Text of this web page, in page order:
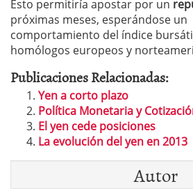
Esto permitiría apostar por un
próximas meses, esperándose
comportamiento del índice
homólogos europeos y
Publicaciones Relacionadas:
Yen a corto plazo
Política Monetaria y
El yen cede posiciones
La evolución del yen en 2013
Autor